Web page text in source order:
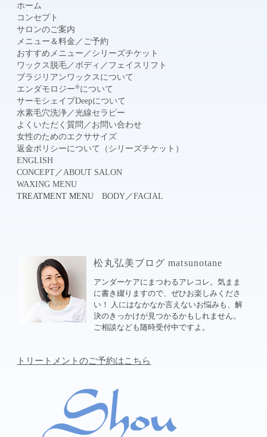
ホーム
コンセプト
サロンのご案内
メニュー＆料金 ／ ご予約
おすすめメニュー ／ シリーズチケット
ワックス脱毛 ／ ボディ ／ フェイスリフト
ブラジリアンワックスについて
エンダモロジー®について
サーモシェイプDeepについて
水素毛穴洗浄 ／光線セラピー
よくいただく質問 ／ お問い合わせ
女性のためのエクササイズ
返金ポリシーについて（シリーズチケット）
ENGLISH
CONCEPT ／ ABOUT SALON
WAXING MENU
TREATMENT MENUBODY ／FACIAL
松丸弘美ブログ matsunotane
アンダーケアにまつわるアレコレ。気まま
に書き綴りますので、ぜひお楽しみくださ
い！ 人にはなかなか言えないお悩みも、解
決のきっかけが見つかるかもしれません。
ご相談なども随時受付中ですよ。
トリートメントのご予約はこちら